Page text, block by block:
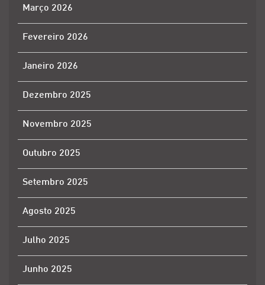
Março 2026
Fevereiro 2026
Janeiro 2026
Dezembro 2025
Novembro 2025
Outubro 2025
Setembro 2025
Agosto 2025
Julho 2025
Junho 2025